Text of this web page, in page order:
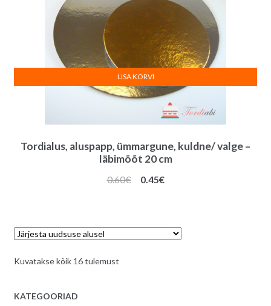
Tordialus, aluspapp, ümmargune, kuldne/ valge –
läbimõõt 20 cm
0.60€
Algne
0.45€Praegune
LISA KORVI
Kuvatakse kõik 16 tulemustSorditud
KATEGOORIAD